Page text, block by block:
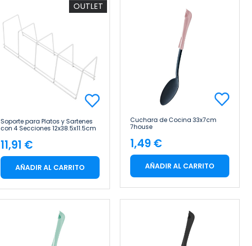
OUTLET
Soporte para Platos y Sartenes
con 4 Secciones 12x38.5x11.5cm
Precio
11,91 €
AÑADIR AL CARRITO
Cuchara de Cocina 33x7cm
7house
Precio
1,49 €
AÑADIR AL CARRITO